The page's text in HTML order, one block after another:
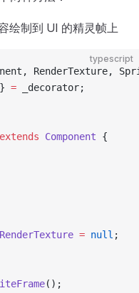
绘制到 UI 的精灵帧上
typescript
RenderTexture,
} = _decorator;
extends Component {
RenderTexture = null ;
();